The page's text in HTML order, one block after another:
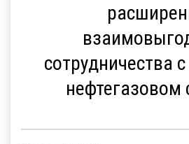
сотрудничества
нефтегазовом